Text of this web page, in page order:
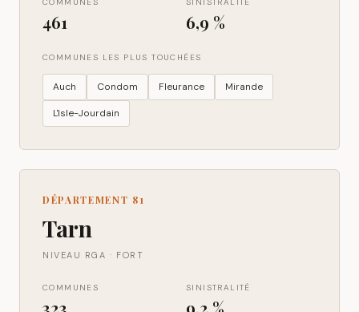
461 6,9 %
COMMUNES LES PLUS TOUCHÉES
Auch Condom Fleurance Mirande
L'Isle-Jourdain
DÉPARTEMENT 81
Tarn
NIVEAU RGA · FORT
COMMUNES
323
SINISTRALITÉ
9,2 %